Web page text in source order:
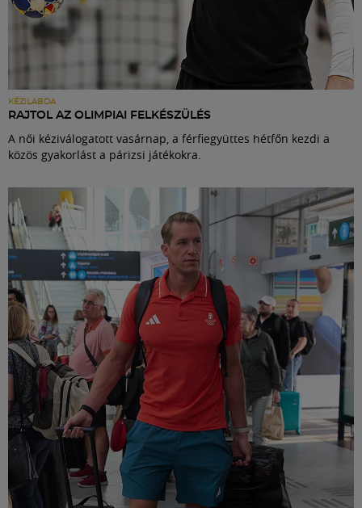
KÉZILABDA
RAJTOL AZ OLIMPIAI FELKÉSZÜLÉS
A női kéziválogatott vasárnap, a férfiegyüttes hétfőn kezdi a
közös gyakorlást a párizsi játékokra.